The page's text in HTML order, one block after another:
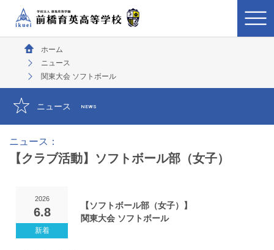
ホーム
ニュース
関東大会 ソフトボール
ニュース NEWS
ニュース：
【クラブ活動】ソフトボール部（女子）
2026
6.8
【ソフトボール部（女子）】
関東大会 ソフトボール